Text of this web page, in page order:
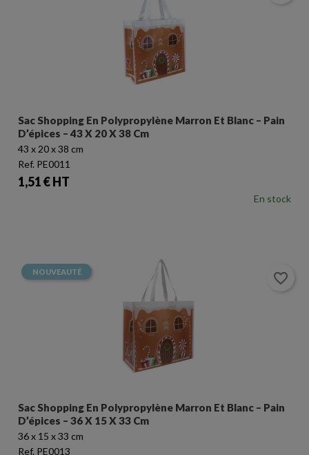
Créer une liste d'envies
Nom de la liste d'envies
Vous devez être connecté pour ajouter des produits à
Sac Shopping En Polypropylène Marron Et Blanc – Pain
D’épices – 43 X 20 X 38 Cm
43 x 20 x 38 cm
Ref. PE0011
Prix
1,51 € HT
En stock
Sac Shopping En Polypropylène Marron Et Blanc – Pain
D’épices – 36 X 15 X 33 Cm
36 x 15 x 33 cm
Ref. PE0013
NOUVEAUTÉ favorite_border